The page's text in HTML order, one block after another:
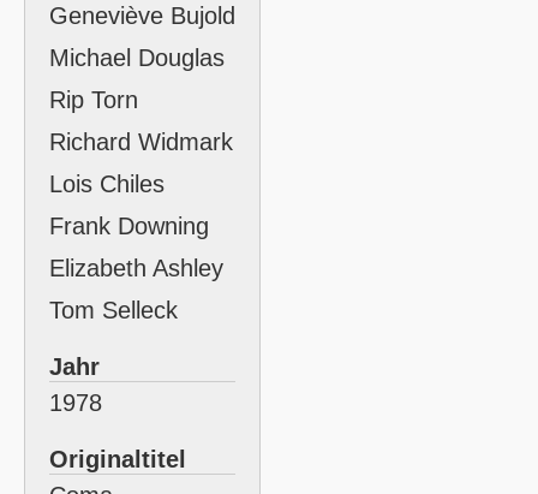
Geneviève Bujold
Michael Douglas
Rip Torn
Richard Widmark
Lois Chiles
Frank Downing
Elizabeth Ashley
Tom Selleck
Jahr
1978
Originaltitel